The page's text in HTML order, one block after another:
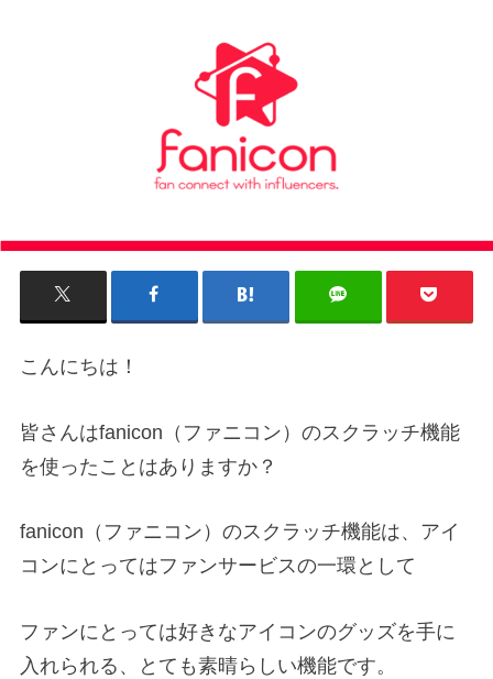
こんにちは！
皆さんはfanicon（ファニコン）のスクラッチ機能
を使ったことはありますか？
fanicon（ファニコン）のスクラッチ機能は、アイ
コンにとってはファンサービスの一環として
ファンにとっては好きなアイコンのグッズを手に
入れられる、とても素晴らしい機能です。